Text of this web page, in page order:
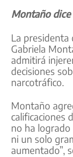
Montaño
La presidenta
Gabriela
admitirá
decisiones
narcotráfico.
Montaño
calificaciones
no ha
ni un solo
aumentado”,